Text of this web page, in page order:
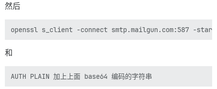
然后
和